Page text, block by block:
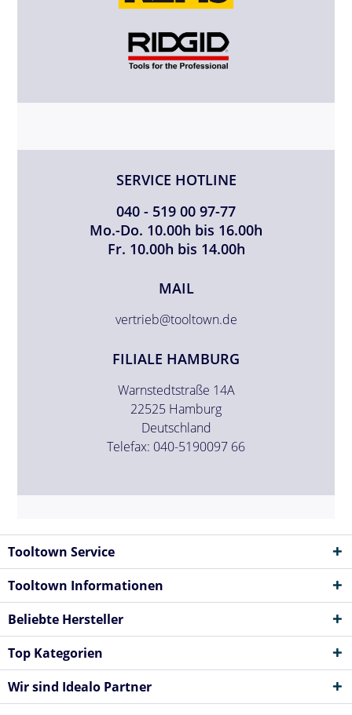
SERVICE HOTLINE
040 - 519 00 97-77
Mo.-Do. 10.00h bis 16.00h
Fr. 10.00h bis 14.00h
MAIL
vertrieb@tooltown.de
FILIALE HAMBURG
Warnstedtstraße 14A
22525 Hamburg
Deutschland
Telefax: 040-5190097 66
Tooltown Service
Tooltown Informationen
Beliebte Hersteller
Top Kategorien
Wir sind Idealo Partner